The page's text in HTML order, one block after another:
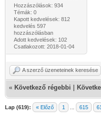
Hozzászólások: 934
Témák: 0
Kapott kedvelések: 812
kedvelés 597
hozzászólásban
Adott kedvelések: 102
Csatlakozott: 2018-01-04
A szerző üzeneteinek keresése
« Következő régebbi
Lap (619): « Előző 1 615